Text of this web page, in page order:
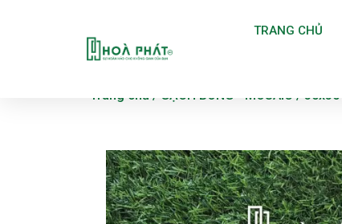
TRANG CHỦ
Trang chủ / GẠCH BÔNG - MOSAIC / 30x30